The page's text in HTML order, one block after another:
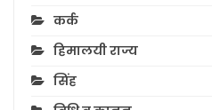
कर्क
हिमालयी राज्य
सिंह